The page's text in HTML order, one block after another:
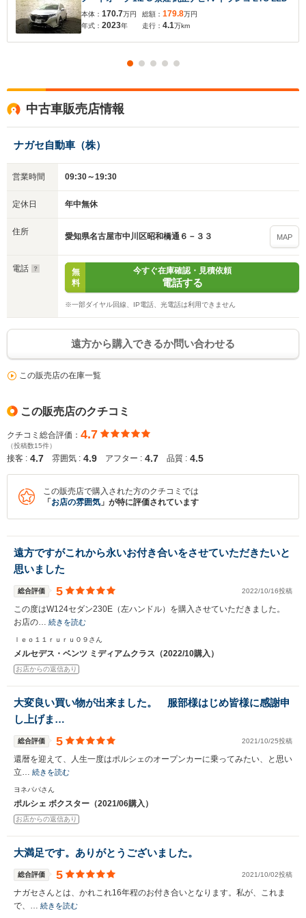
本体： 170.7万円
年式： 2023年
総額： 179.8万円
走行： 4.1万km
中古車販売店情報
ナガセ自動車（株）
営業時間 09:30～19:30
定休日 年中無休
住所 愛知県名古屋市中川区昭和橋通６－３３ MAP
電話
無
料
今すぐ在庫確認・見積依頼
電話する
※一部ダイヤル回線、IP電話、光電話は利用できません
遠方から購入できるか問い合わせる
この販売店の在庫一覧
この販売店のクチコミ
クチコミ総合評価： 4.7
（投稿数15件）
接客 : 4.7 雰囲気 : 4.9 アフター : 4.7 品質 : 4.5
この販売店で購入された方のクチコミでは
「 お店の雰囲気 」が特に評価されています
遠方ですがこれから永いお付き合いをさせていただきたいと
思いました
総合評価 5 2022/10/16投稿
この度はW124セダン230E（左ハンドル）を購入させていただきました。
お店の… 続きを読む
ｌｅｏ１１ｒｕｒｕ０９さん
メルセデス・ベンツ ミディアムクラス（2022/10購入）
お店からの返信あり
大変良い買い物が出来ました。 服部様はじめ皆様に感謝申
し上げま…
総合評価 5 2021/10/25投稿
還暦を迎えて、人生一度はポルシェのオープンカーに乗ってみたい、と思い
立… 続きを読む
ヨネパパさん
ポルシェ ボクスター（2021/06購入）
お店からの返信あり
大満足です。ありがとうございました。
総合評価 5 2021/10/02投稿
ナガセさんとは、かれこれ16年程のお付き合いとなります。私が、これま
で、… 続きを読む